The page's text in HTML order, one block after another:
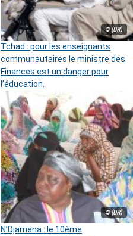
© (DR)
Tchad : pour les enseignants
communautaires le ministre des
Finances est un danger pour
l’éducation.
© (DR)
N’Djamena : le 10ème